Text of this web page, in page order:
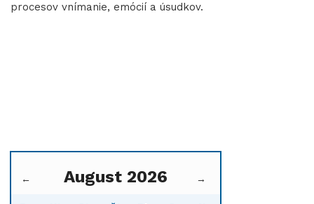
procesov vnímanie, emócií a úsudkov.
← August 2026 →